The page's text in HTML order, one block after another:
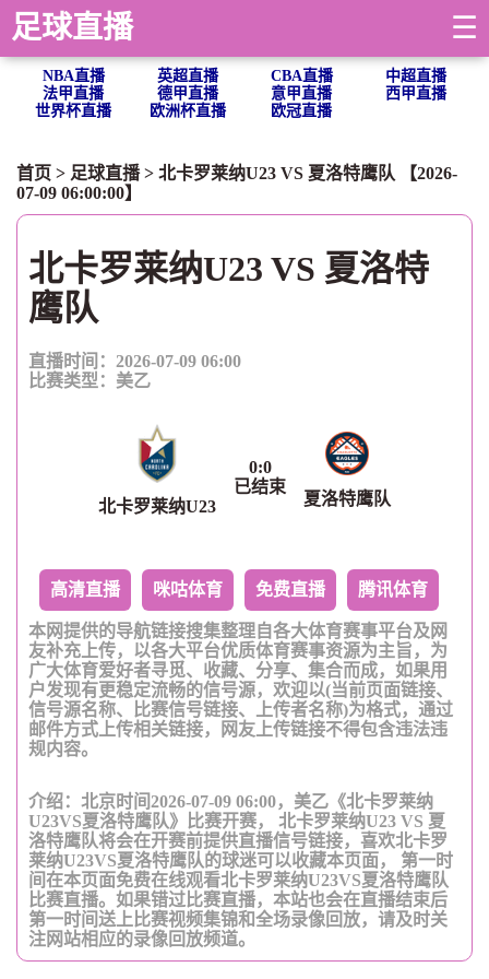
足球直播 ☰
NBA直播 英超直播 CBA直播
中超直播
法甲直播
德甲直播 意甲直播
西甲直播
世界杯直播
欧洲杯直播 欧冠直播
首页 > 足球直播> 北卡罗莱纳U23 VS 夏洛特鹰队 【2026-
07-09 06:00:00】
北卡罗莱纳U23 VS 夏洛特
鹰队
直播时间：2026-07-09 06:00
比赛类型： 美乙
北卡罗莱纳U23
0:0
已结束
夏洛特鹰队
高清直播 咪咕体育 免费直播 腾讯体育
本网提供的导航链接搜集整理自各大体育赛事平台及网
友补充上传，以各大平台优质体育赛事资源为主旨，为
广大体育爱好者寻觅、收藏、分享、集合而成，如果用
户发现有更稳定流畅的信号源，欢迎以(当前页面链接、
信号源名称、比赛信号链接、上传者名称)为格式，通过
邮件方式上传相关链接，网友上传链接不得包含违法违
规内容。
介绍：北京时间2026-07-09 06:00，美乙《北卡罗莱纳
U23VS夏洛特鹰队》比赛开赛， 北卡罗莱纳U23 VS 夏
洛特鹰队将会在开赛前提供直播信号链接，喜欢北卡罗
莱纳U23VS夏洛特鹰队的球迷可以收藏本页面， 第一时
间在本页面免费在线观看北卡罗莱纳U23VS夏洛特鹰队
比赛直播。如果错过比赛直播，本站也会在直播结束后
第一时间送上比赛视频集锦和全场录像回放，请及时关
注网站相应的录像回放频道。